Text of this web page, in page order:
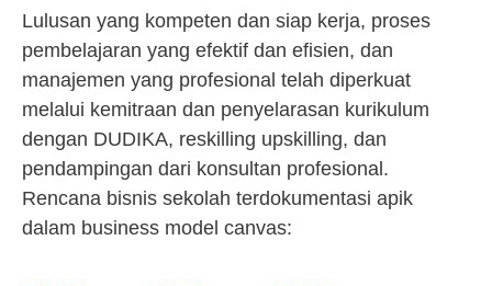
Lulusan yang kompeten dan siap kerja, proses
pembelajaran yang efektif dan efisien, dan
manajemen yang profesional telah diperkuat
melalui kemitraan dan penyelarasan kurikulum
dengan DUDIKA, reskilling upskilling, dan
pendampingan dari konsultan profesional.
Rencana bisnis sekolah terdokumentasi apik
dalam business model canvas: